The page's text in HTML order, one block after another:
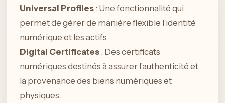
Universal Profiles : Une fonctionnalité qui
permet de gérer de manière flexible l’identité
numérique et les actifs.
Digital Certificates : Des certificats
numériques destinés à assurer l’authenticité et
la provenance des biens numériques et
physiques.